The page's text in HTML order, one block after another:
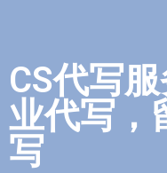
CS代写
业代写，
写